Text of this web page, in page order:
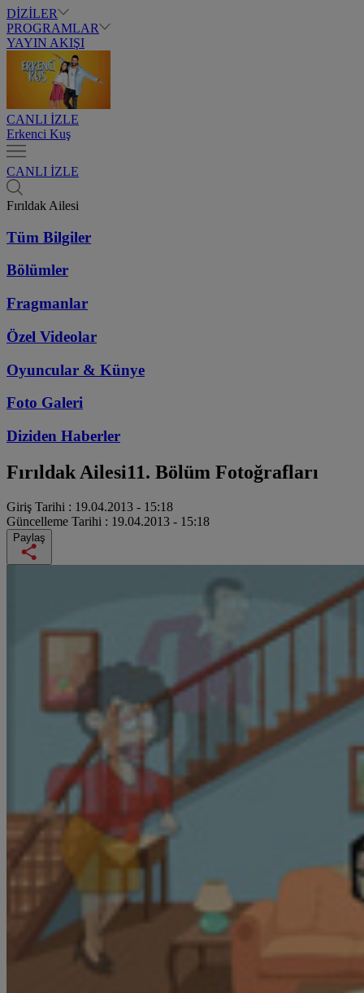
DİZİLER
PROGRAMLAR
YAYIN AKIŞI
CANLI İZLE
Erkenci Kuş
CANLI İZLE
Fırıldak Ailesi
Tüm Bilgiler
Bölümler
Fragmanlar
Özel Videolar
Oyuncular & Künye
Foto Galeri
Diziden Haberler
Fırıldak Ailesi11. Bölüm Fotoğrafları
Giriş Tarihi : 19.04.2013 - 15:18
Güncelleme Tarihi : 19.04.2013 - 15:18
Paylaş